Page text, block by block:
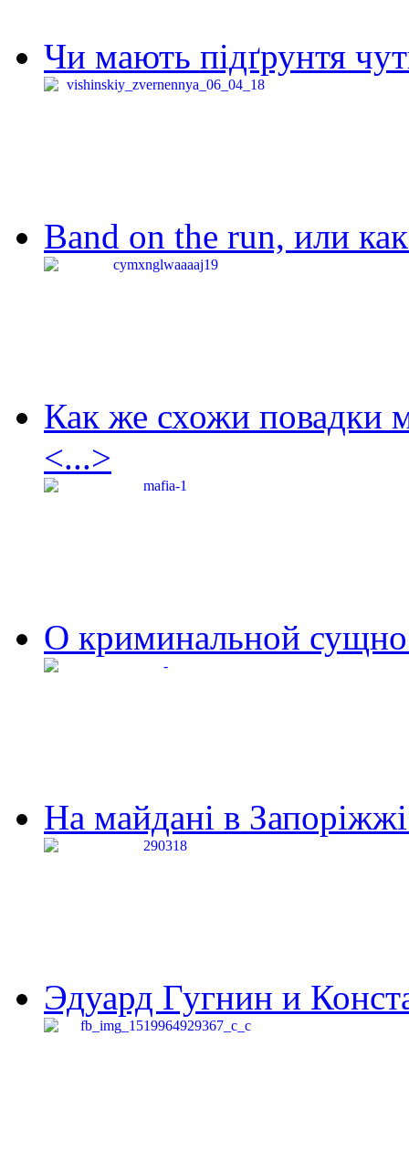
Чи мають підґрунтя
Band on the run, или
Как же схожи повадки
<...>
О криминальной
На майдані в
Эдуард Гугнин и